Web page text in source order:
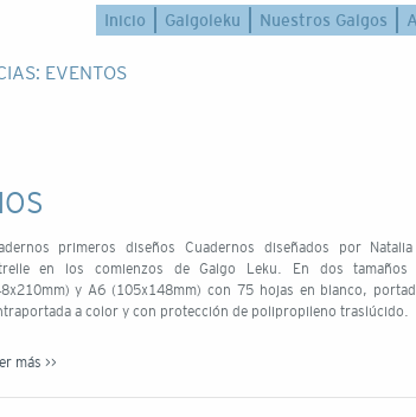
Inicio Galgoleku Nuestros Galgos
EVENTOS
primeros diseños Cuadernos diseñados por
en los comienzos de Galgo Leku. En dos tamaños
y A6 (105x148mm) con 75 hojas en blanco,
a color y con protección de polipropileno traslúcido.
más >>